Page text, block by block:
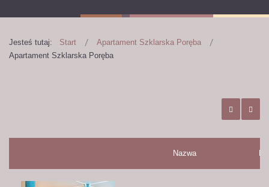
Jesteś tutaj: Start
Apartament Szklarska Poręba
Apartament Szklarska Poręba
Nazwa